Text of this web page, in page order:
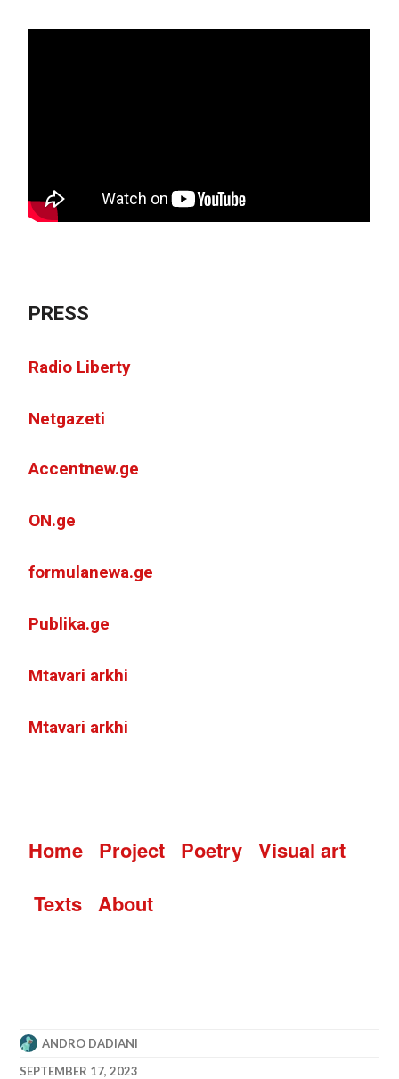
PRESS
Radio Liberty
Netgazeti
Accentnew.ge
ON.ge
formulanewa.ge
Publika.ge
Mtavari arkhi
Mtavari arkhi
Home Project PoetryVisual art
TextsAbout
ANDRO DADIANI
SEPTEMBER 17, 2023